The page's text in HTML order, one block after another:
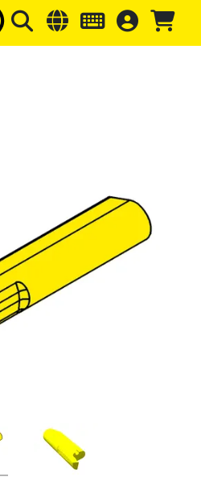
Springe zum Header Springe